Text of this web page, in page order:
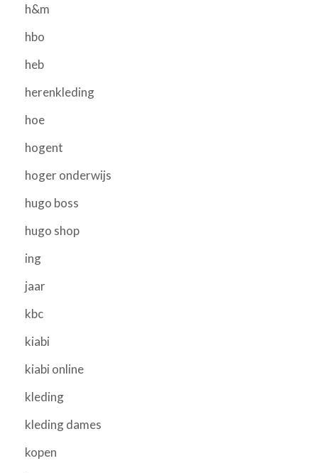
h&m
hbo
heb
herenkleding
hoe
hogent
hoger onderwijs
hugo boss
hugo shop
ing
jaar
kbc
kiabi
kiabi online
kleding
kleding dames
kopen